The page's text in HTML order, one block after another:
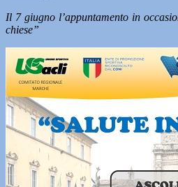
Il 7 giugno l’appuntamento in
chiese”